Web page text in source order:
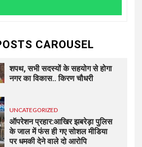
CAROUSEL
अधिशासी अधिकारी हर्षवर्धन सिंह
शपथ, सभी सदस्यों के सहयोग से होगा
नगर का विकास.. किरण चौधरी
UNCATEGORIZED
ऑपरेशन प्रहार:आखिर झबरेड़ा पुलिस
के जाल में फंस ही गए सोशल मीडिया
पर धमकी देने वाले दो आरोपि